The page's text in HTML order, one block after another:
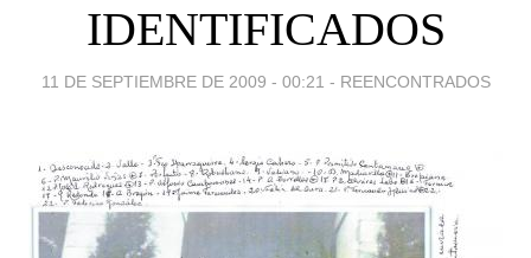
IDENTIFICADOS
11 DE SEPTIEMBRE DE 2009 - 00:21 - REENCONTRADOS